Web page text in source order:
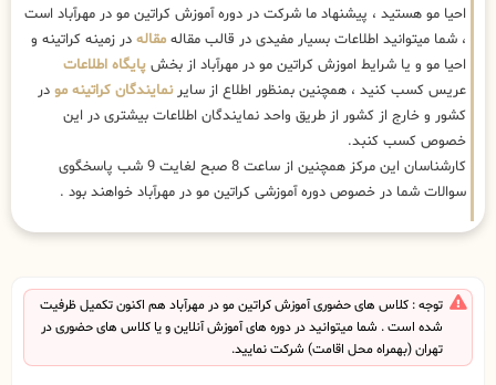
احیا مو هستید ، پیشنهاد ما شرکت در دوره آموزش کراتین مو در مهرآباد است
، شما میتوانید اطلاعات بسیار مفیدی در قالب مقاله مقاله در زمینه کراتینه و
احیا مو و یا شرایط اموزش کراتین مو در مهرآباد از بخش پایگاه اطلاعات
عریس کسب کنید ، همچنین بمنظور اطلاع از سایرنمایندگان کراتینه مو در
کشور و خارج از کشور از طریق واحد نمایندگان اطلاعات بیشتری در این
خصوص کسب کنبد.
کارشناسان این مرکز همچنین از ساعت 8 صبح لغایت 9 شب پاسخگوی
سوالات شما در خصوص دوره آموزشی کراتین مو در مهرآباد خواهند بود .
توجه : کلاس های حضوری آموزش کراتین مو در مهرآباد هم اکنون تکمیل ظرفیت
شده است . شما میتوانید در دوره های آموزش آنلاین و یا کلاس های حضوری در
تهران (بهمراه محل اقامت) شرکت نمایید.